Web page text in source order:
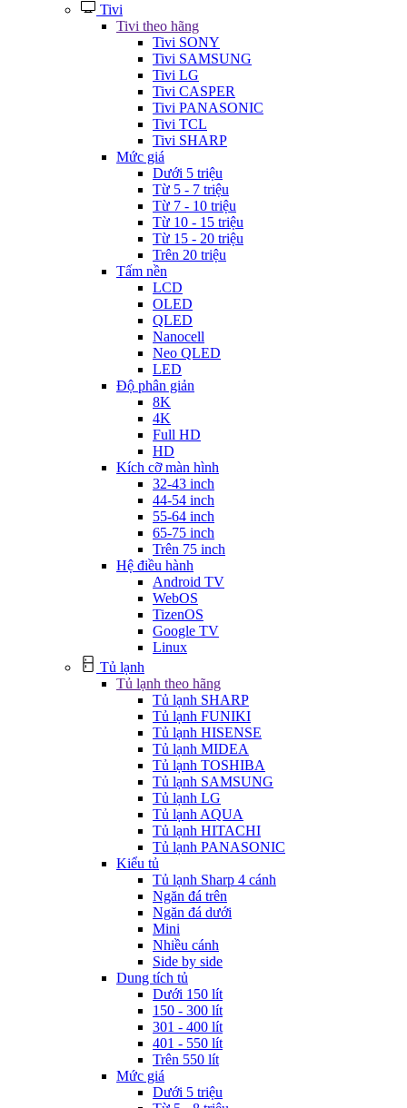
Tivi
Tivi theo hãng
Tivi SONY
Tivi SAMSUNG
Tivi LG
Tivi CASPER
Tivi PANASONIC
Tivi TCL
Tivi SHARP
Mức giá
Dưới 5 triệu
Từ 5 - 7 triệu
Từ 7 - 10 triệu
Từ 10 - 15 triệu
Từ 15 - 20 triệu
Trên 20 triệu
Tấm nền
LCD
OLED
QLED
Nanocell
Neo QLED
LED
Độ phân giản
8K
4K
Full HD
HD
Kích cỡ màn hình
32-43 inch
44-54 inch
55-64 inch
65-75 inch
Trên 75 inch
Hệ điều hành
Android TV
WebOS
TizenOS
Google TV
Linux
Tủ lạnh
Tủ lạnh theo hãng
Tủ lạnh SHARP
Tủ lạnh FUNIKI
Tủ lạnh HISENSE
Tủ lạnh MIDEA
Tủ lạnh TOSHIBA
Tủ lạnh SAMSUNG
Tủ lạnh LG
Tủ lạnh AQUA
Tủ lạnh HITACHI
Tủ lạnh PANASONIC
Kiểu tủ
Tủ lạnh Sharp 4 cánh
Ngăn đá trên
Ngăn đá dưới
Mini
Nhiều cánh
Side by side
Dung tích tủ
Dưới 150 lít
150 - 300 lít
301 - 400 lít
401 - 550 lít
Trên 550 lít
Mức giá
Dưới 5 triệu